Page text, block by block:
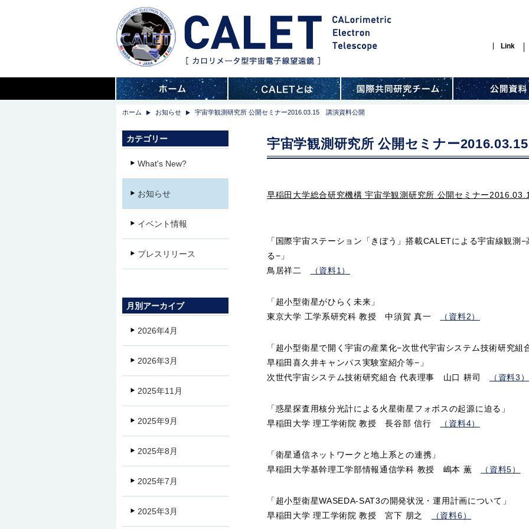
Link
ホーム お知らせ 宇宙学観測研究所 公開セミナー2016.03.15 講演資料公開
宇宙学観測研究所 公開セミナー
早稲田大学総合研究機構 宇宙学観測研究所 公開セミナー
「国際宇宙ステーション「きぼう」搭載CALETによる宇宙線観測
る−」
鳥居祥二
（資料1）
「超小型衛星がひらく未来」
東京大学 工学系研究科 教授 中須賀 真一
（資料2）
「超小型衛星で開く宇宙の産業化−次世代宇宙システム技術研究組
早稲田喜久井キャンパス実験室紹介等−」
次世代宇宙システム技術研究組合 代表理事 山口 耕司
（資料3）
「惑星探査用核分光計による火星衛星フォボスの起源に迫る」
早稲田大学 理工学術院 教授 長谷部 信行
（資料4）
「衛星通信ネットワークと地上系との連携」
早稲田大学基幹理工学部情報通信学科 教授 嶋本 薫
（資料5）
「超小型衛星WASEDA-SAT3の開発状況・運用計画について」
早稲田大学 理工学術院 教授 宮下 朋之
（資料6）
カテゴリー
What's New?
お知らせ
イベント情報
プレスリリース
月別アーカイブ
2026年4月
2026年3月
2025年11月
2025年9月
2025年8月
2025年7月
2025年3月